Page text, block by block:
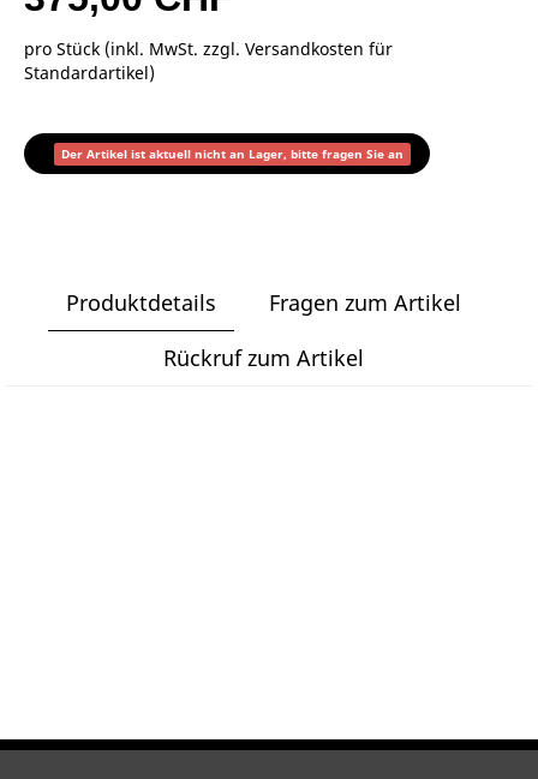
pro Stück (inkl. MwSt. zzgl. Versandkosten für
Standardartikel)
Der Artikel ist aktuell nicht an Lager, bitte fragen Sie an
Produktdetails
Fragen zum Artikel
Rückruf zum Artikel